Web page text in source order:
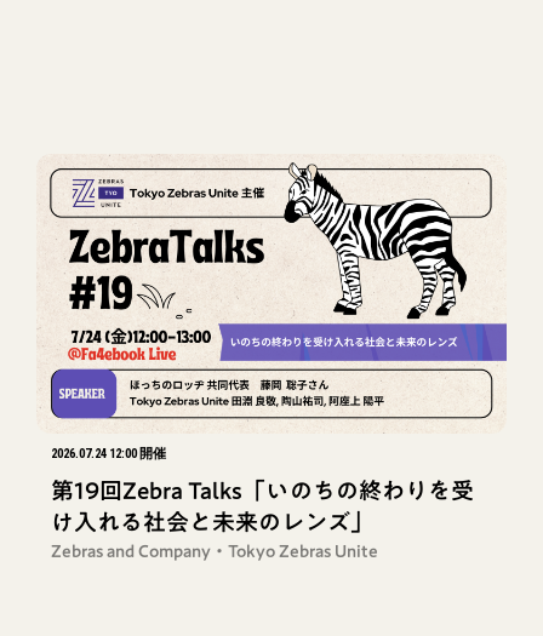
2026.07.24 12:00 開催
第19回Zebra Talks「いのちの終わりを受
け入れる社会と未来のレンズ」
Zebras and Company・Tokyo Zebras Unite